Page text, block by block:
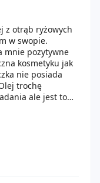
z otrąb ryżowych
w swopie.
mnie pozytywne
kosmetyku jak
nie posiada
trochę
ale jest to
zapach ale nie
podoba . Jeżeli
włosy, łatwiej się
błyszczące
problemu ale